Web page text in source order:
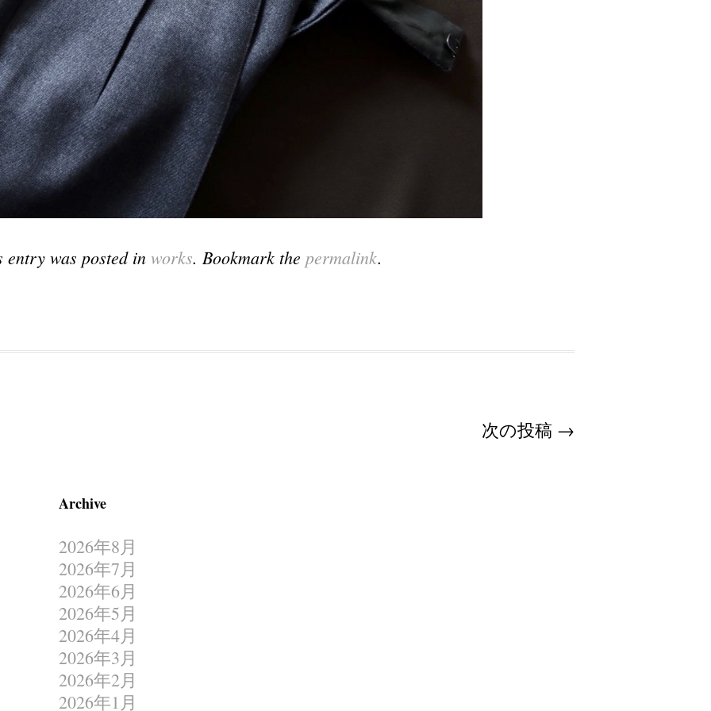
entry was posted in works. Bookmark the permalink.
次の投稿 →
Archive
2026年8月
2026年7月
2026年6月
2026年5月
2026年4月
2026年3月
2026年2月
2026年1月